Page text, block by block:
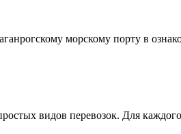
морскому порту в
видов перевозок. Для